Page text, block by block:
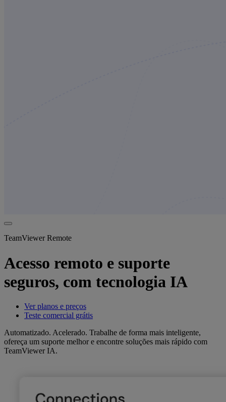
TeamViewer Remote
Acesso remoto e suporte
seguros, com tecnologia IA
Ver planos e preços
Teste comercial grátis
Automatizado. Acelerado. Trabalhe de forma mais inteligente,
ofereça um suporte melhor e encontre soluções mais rápido com
TeamViewer IA.